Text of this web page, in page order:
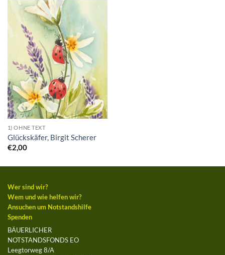
1) OHNE TEXT
Glückskäfer, Birgit Scherer
€2,00
Wer sind wir?
Wem und wie helfen wir?
Ansuchen um Notstandshilfe
Spenden
BÄUERLICHER
NOTSTANDSFONDS EO
Leegtorweg 8/A